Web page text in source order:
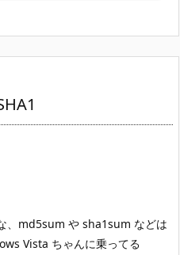
、md5sum や sha1sum などは
Vista ちゃんに乗ってる